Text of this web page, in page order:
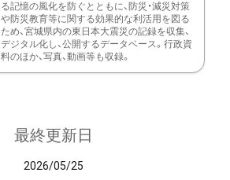
る記憶の風化を防ぐとともに、防災・減災対策
や防災教育等に関する効果的な利活用を図る
ため、宮城県内の東日本大震災の記録を収集、
デジタル化し、公開するデータベース。行政資
料のほか、写真、動画等も収録。
最終更新日
2026/05/25